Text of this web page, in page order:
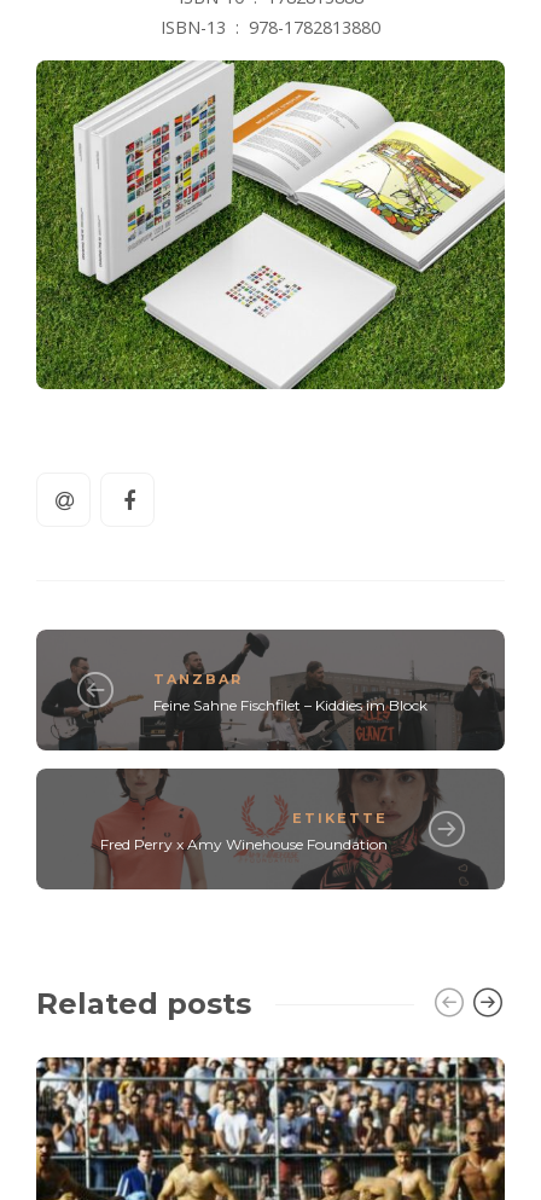
ISBN-13 ‏ : ‎ 978-1782813880
TANZBAR
Feine Sahne Fischfilet – Kiddies im Block
ETIKETTE
Fred Perry x Amy Winehouse Foundation
Related posts